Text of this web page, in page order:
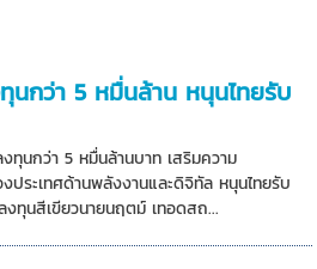
ทุนกว่า 5 หมื่นล้าน หนุนไทยรับ
ทุนกว่า 5 หมื่นล้านบาท เสริมความ
ประเทศด้านพลังงานและดิจิทัล หนุนไทยรับ
งทุนสีเขียวนายนฤตม์ เทอดสถ...